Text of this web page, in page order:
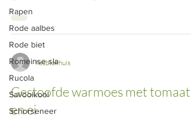
Rapen
Rode aalbes
Rode biet
Romeinse sla
Rucola
Savooikool
Schorseneer
hetblokhuis
Gestoofde warmoes met tomaat
en ei